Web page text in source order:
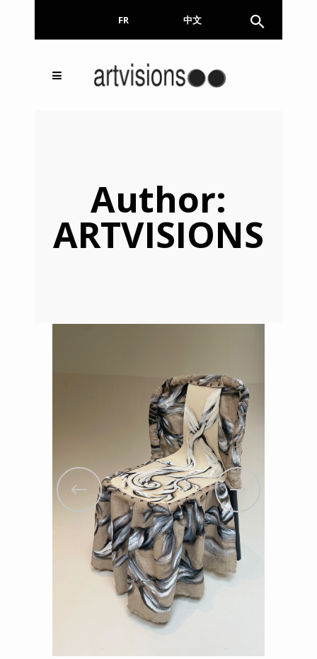
FR 中文
Author:
ARTVISIONS
Inscrivez-vous à notre
En continuant, vous acceptez de nous communiquer
votre adresse email pour l’envoi de la Newsletter. En
aucun cas elle ne sera transmise à un tiers.